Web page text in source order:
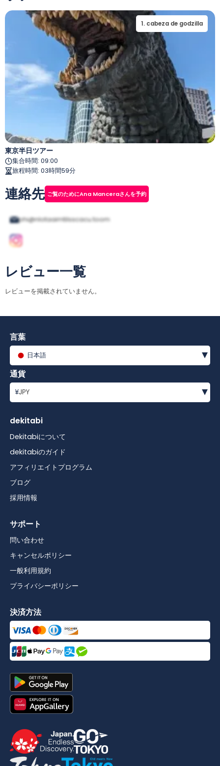
1. cabeza de godzilla
東京半日ツアー
集合時間: 09:00
旅程時間: 03時間59分
連絡先 ご覧のためにAna Manceraさんを予約
phi@nlotaaimtilsscacu.toom
レビュー一覧
レビューを掲載されていません。
言葉
日本語 ▾
通貨
¥JPY ▾
dekitabi
Dekitabiについて
dekitabiのガイド
アフィリエイトプログラム
ブログ
採用情報
サポート
問い合わせ
キャンセルポリシー
一般利用規約
プライバシーポリシー
決済方法